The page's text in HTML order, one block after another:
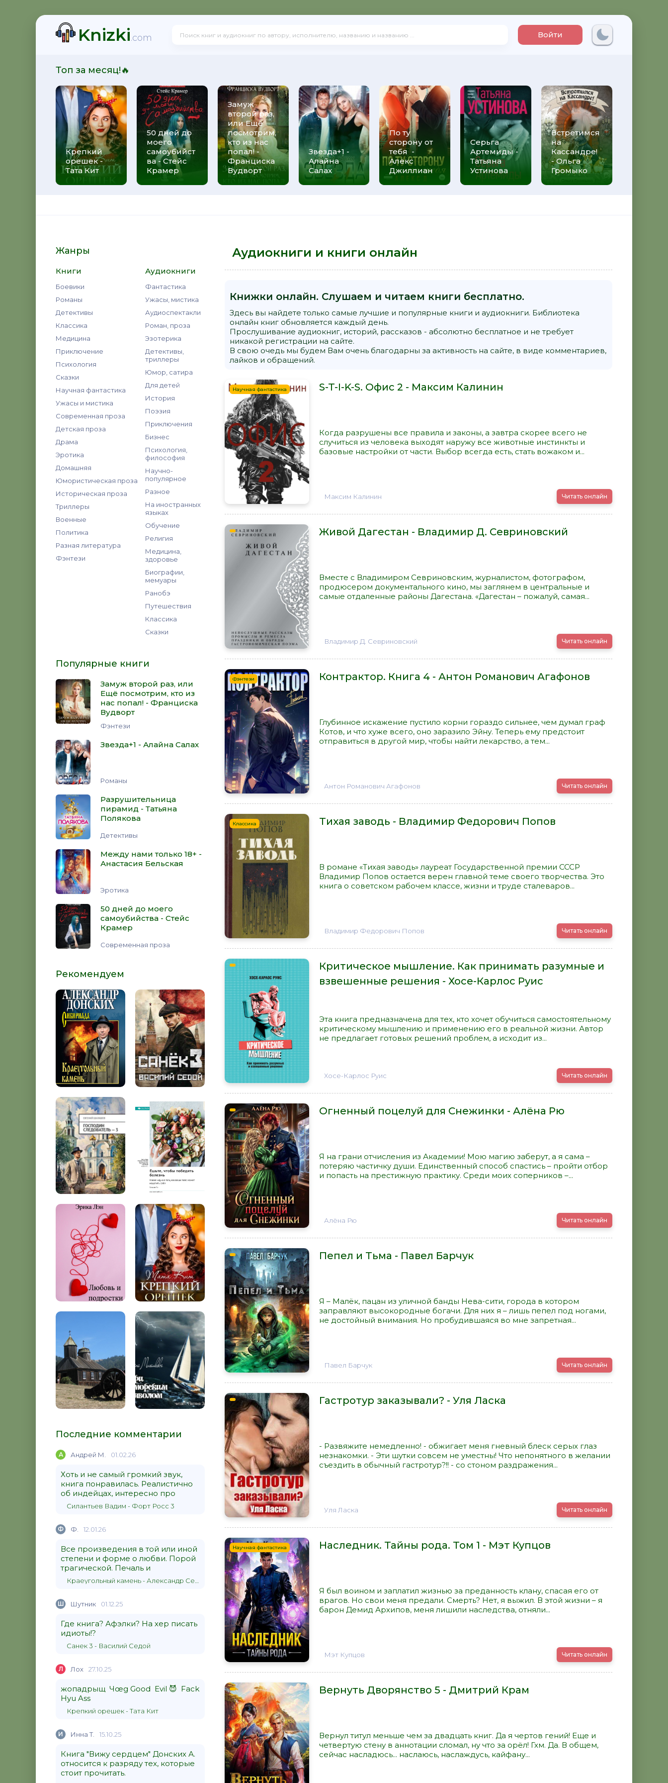
Knizki.com Войти
Топ за месяц!🔥
Крепкий
орешек -
Тата Кит
50 дней до
моего
самоубийст
ва - Стейс
Крамер
Замуж
второй раз,
или Ещё
посмотрим,
кто из нас
попал! -
Франциска
Вудворт
Звезда+1 -
Алайна
Салах
По ту
сторону от
тебя -
Алекс
Джиллиан
Серьга
Артемиды -
Татьяна
Устинова
Встретимся
на
Кассандре!
- Ольга
Громыко
Жанры
Книги
Боевики
Романы
Детективы
Классика
Медицина
Приключение
Психология
Сказки
Научная фантастика
Ужасы и мистика
Современная проза
Детская проза
Драма
Эротика
Домашняя
Юмористическая проза
Историческая проза
Триллеры
Военные
Политика
Разная литература
Фэнтези
Аудиокниги
Фантастика
Ужасы, мистика
Аудиоспектакли
Роман, проза
Эзотерика
Детективы,
триллеры
Юмор, сатира
Для детей
История
Поэзия
Приключения
Бизнес
Психология,
философия
Научно-
популярное
Разное
На иностранных
языках
Обучение
Религия
Медицина,
здоровье
Биографии,
мемуары
Ранобэ
Путешествия
Классика
Сказки
Популярные книги
Замуж второй раз, или
Ещё посмотрим, кто из
нас попал! - Франциска
Вудворт
Фэнтези
Звезда+1 - Алайна Салах
Романы
Разрушительница
пирамид - Татьяна
Полякова
Детективы
Между нами только 18+ -
Анастасия Бельская
Эротика
50 дней до моего
самоубийства - Стейс
Крамер
Современная проза
Рекомендуем
Последние комментарии
А Андрей М. 01.02.26
Хоть и не самый громкий звук,
книга понравилась. Реалистично
об индейцах, интересно про
Силантьев Вадим - Форт Росс 3
Ф Ф. 12.01.26
Все произведения в той или иной
степени и форме о любви. Порой
трагической. Печаль и
Ш Шутник 01.12.25
Где книга? Афэлки? На хер писать
идиоты!?
Санек 3 - Василий Седой
Л Лох 27.10.25
жопадрыщ Чœg Good Evil 😈 Fack
Hyu Ass
Крепкий орешек - Тата Кит
И Инна Т. 15.10.25
Книга "Вижу сердцем" Донских А.
относится к разряду тех, которые
стоит прочитать.
Аудиокниги и книги онлайн
Книжки онлайн. Слушаем и читаем книги бесплатно.
Здесь вы найдете только самые лучшие и популярные книги и аудиокниги. Библиотека
онлайн книг обновляется каждый день.
Прослушивание аудиокниг, историй, рассказов - абсолютно бесплатное и не требует
никакой регистрации на сайте.
В свою очедь мы будем Вам очень благодарны за активность на сайте, в виде комментариев,
лайков и обращений.
Научная фантастика S-T-I-K-S. Офис 2 - Максим Калинин
Когда разрушены все правила и законы, а завтра скорее всего не
случиться из человека выходят наружу все животные инстинкты и
базовые настройки от части. Выбор всегда есть, стать вожаком и...
Максим Калинин Читать онлайн
Живой Дагестан - Владимир Д. Севриновский
Вместе с Владимиром Севриновским, журналистом, фотографом,
продюсером документального кино, мы заглянем в центральные и
самые отдаленные районы Дагестана. «Дагестан – пожалуй, самая...
Владимир Д. Севриновский Читать онлайн
Фэнтези Контрактор. Книга 4 - Антон Романович Агафонов
Глубинное искажение пустило корни гораздо сильнее, чем думал граф
Котов, и что хуже всего, оно заразило Эйну. Теперь ему предстоит
отправиться в другой мир, чтобы найти лекарство, а тем...
Антон Романович Агафонов Читать онлайн
Классика Тихая заводь - Владимир Федорович Попов
В романе «Тихая заводь» лауреат Государственной премии СССР
Владимир Попов остается верен главной теме своего творчества. Это
книга о советском рабочем классе, жизни и труде сталеваров...
Владимир Федорович Попов Читать онлайн
Критическое мышление. Как принимать разумные и
взвешенные решения - Хосе-Карлос Руис
Эта книга предназначена для тех, кто хочет обучиться самостоятельному
критическому мышлению и применению его в реальной жизни. Автор
не предлагает готовых решений проблем, а исходит из...
Хосе-Карлос Руис Читать онлайн
Огненный поцелуй для Снежинки - Алёна Рю
Я на грани отчисления из Академии! Мою магию заберут, а я сама –
потеряю частичку души. Единственный способ спастись – пройти отбор
и попасть на престижную практику. Среди моих соперников –...
Алёна Рю Читать онлайн
Пепел и Тьма - Павел Барчук
Я – Малёк, пацан из уличной банды Нева-сити, города в котором
заправляют высокородные богачи. Для них я – лишь пепел под ногами,
не достойный внимания. Но пробудившаяся во мне запретная...
Павел Барчук Читать онлайн
Гастротур заказывали? - Уля Ласка
- Развяжите немедленно! - обжигает меня гневный блеск серых глаз
незнакомки. - Эти шутки совсем не уместны! Что непонятного в желании
съездить в обычный гастротур?!! - со стоном раздражения...
Уля Ласка Читать онлайн
Научная фантастика Наследник. Тайны рода. Том 1 - Мэт Купцов
Я был воином и заплатил жизнью за преданность клану, спасая его от
врагов. Но свои меня предали. Смерть? Нет, я выжил. В этой жизни – я
барон Демид Архипов, меня лишили наследства, отняли...
Мэт Купцов Читать онлайн
Вернуть Дворянство 5 - Дмитрий Крам
Вернул титул меньше чем за двадцать книг. Да я чертов гений! Еще и
четвертую стену в аннотации сломал, ну что за орёл! Гхм. Да. В общем,
сейчас насладюсь... наслаюсь, наслаждусь, кайфану...